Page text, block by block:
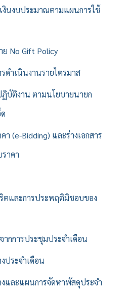
งินงบประมาณตามแผนการใช้
No Gift Policy
ดำเนินงานรายไตรมาส
ฏิบัติงาน ตามนโยบายนายก
า (e-Bidding) และร่างเอกสาร
าคา
ตและการประพฤติมิชอบของ
กการประชุมประจำเดือน
ประจำเดือน
และแผนการจัดหาพัสดุประจำ